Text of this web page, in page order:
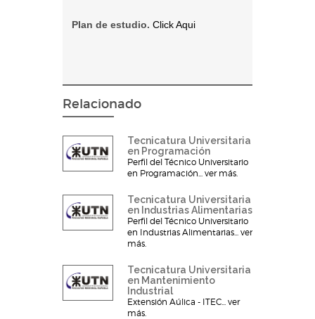
Plan de estudio. Click Aqui
Relacionado
Tecnicatura Universitaria
en Programación
Perfil del Técnico Universitario
en Programación... ver más.
Tecnicatura Universitaria
en Industrias Alimentarias
Perfil del Técnico Universitario
en Industrias Alimentarias... ver
más.
Tecnicatura Universitaria
en Mantenimiento
Industrial
Extensión Aúlica - ITEC... ver
más.